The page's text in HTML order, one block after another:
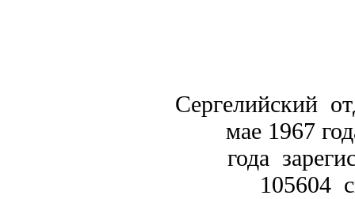
Сергелийский
мае 1967
года
105604